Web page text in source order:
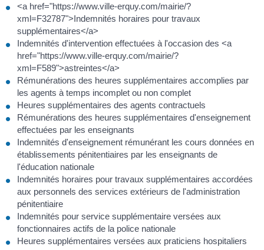
<a href="https://www.ville-erquy.com/mairie/?
xml=F32787">Indemnités horaires pour travaux
supplémentaires</a>
Indemnités d'intervention effectuées à l'occasion des <a
href="https://www.ville-erquy.com/mairie/?
xml=F589">astreintes</a>
Rémunérations des heures supplémentaires accomplies par
les agents à temps incomplet ou non complet
Heures supplémentaires des agents contractuels
Rémunérations des heures supplémentaires d'enseignement
effectuées par les enseignants
Indemnités d'enseignement rémunérant les cours données en
établissements pénitentiaires par les enseignants de
l'éducation nationale
Indemnités horaires pour travaux supplémentaires accordées
aux personnels des services extérieurs de l'administration
pénitentiaire
Indemnités pour service supplémentaire versées aux
fonctionnaires actifs de la police nationale
Heures supplémentaires versées aux praticiens hospitaliers